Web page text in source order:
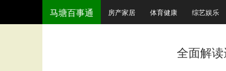
马塘百事通 房产家居 体育健康 综艺娱乐
全面解